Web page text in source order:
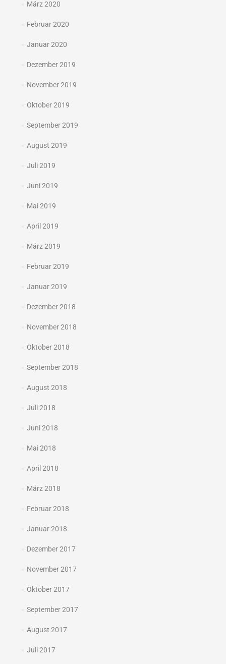
März 2020
Februar 2020
Januar 2020
Dezember 2019
November 2019
Oktober 2019
September 2019
August 2019
Juli 2019
Juni 2019
Mai 2019
April 2019
März 2019
Februar 2019
Januar 2019
Dezember 2018
November 2018
Oktober 2018
September 2018
August 2018
Juli 2018
Juni 2018
Mai 2018
April 2018
März 2018
Februar 2018
Januar 2018
Dezember 2017
November 2017
Oktober 2017
September 2017
August 2017
Juli 2017